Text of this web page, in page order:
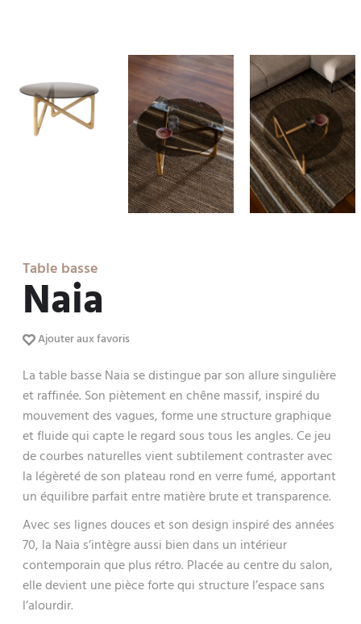
Table basse
Naia
Ajouter aux favoris
La table basse Naia se distingue par son allure singulière
et raffinée. Son piètement en chêne massif, inspiré du
mouvement des vagues, forme une structure graphique
et fluide qui capte le regard sous tous les angles. Ce jeu
de courbes naturelles vient subtilement contraster avec
la légèreté de son plateau rond en verre fumé, apportant
un équilibre parfait entre matière brute et transparence.
Avec ses lignes douces et son design inspiré des années
70, la Naia s’intègre aussi bien dans un intérieur
contemporain que plus rétro. Placée au centre du salon,
elle devient une pièce forte qui structure l’espace sans
l’alourdir.